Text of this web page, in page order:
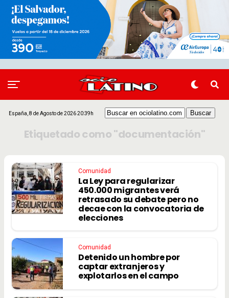
España, 8 de Agosto de 2026 20:39h
Etiquetado como "documentación"
Comunidad
La Ley para regularizar
450.000 migrantes verá
retrasado su debate pero no
decae con la convocatoria de
elecciones
Comunidad
Detenido un hombre por
captar extranjeros y
explotarlos en el campo